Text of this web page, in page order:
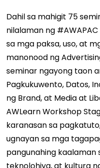
Dahil sa mahigit 75
nilalaman ng
sa mga paksa, uso, at
manonood ng
seminar ngayong taon
Pagkukuwento, Datos,
ng Brand, at Media at
AWLearn Workshop
karanasan sa
ugnayan sa mga
pangunahing kaalaman